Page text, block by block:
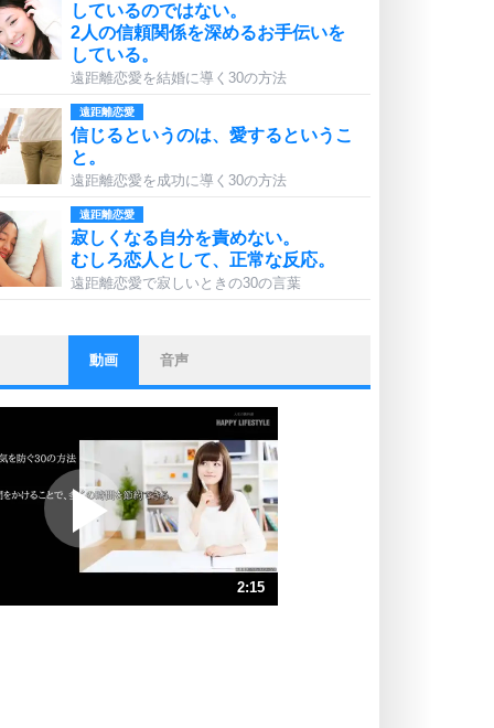
しているのではない。
2人の信頼関係を深めるお手伝いを
している。
遠距離恋愛を結婚に導く30の方法
遠距離恋愛
信じるというのは、愛するというこ
と。
遠距離恋愛を成功に導く30の方法
遠距離恋愛
寂しくなる自分を責めない。
むしろ恋人として、正常な反応。
遠距離恋愛で寂しいときの30の言葉
ストレス対策
他人と比べない。
いっそのこと、他人を見ない。
プラス思考
ポジティブになれない原因は、行動
しないから。
ポジティブ思考になる30の方法
ストレス対策
動画 音声
2:15